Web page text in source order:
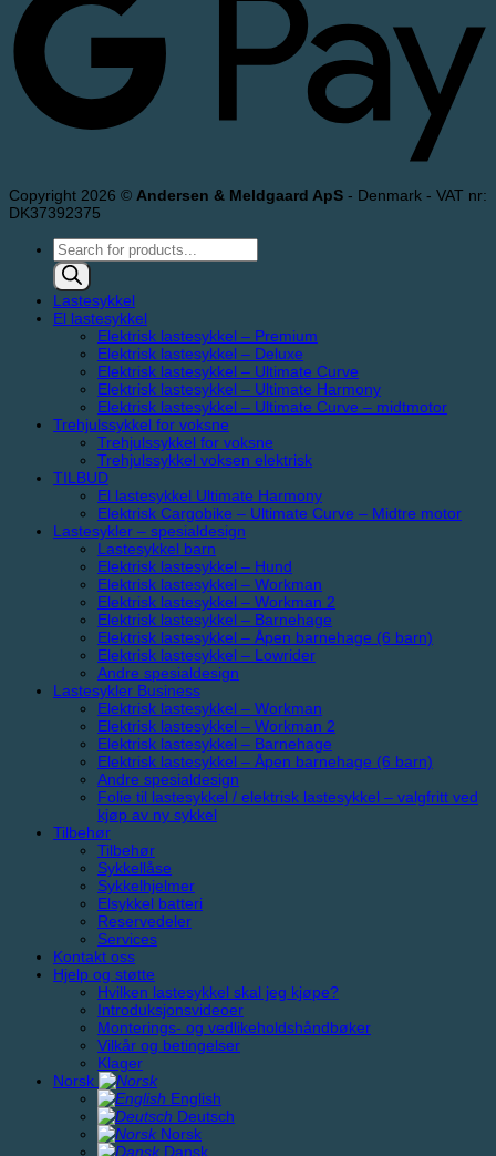
Copyright 2026 © Andersen & Meldgaard ApS - Denmark - VAT nr:
DK37392375
Products
search
Lastesykkel
El lastesykkel
Elektrisk lastesykkel – Premium
Elektrisk lastesykkel – Deluxe
Elektrisk lastesykkel – Ultimate Curve
Elektrisk lastesykkel – Ultimate Harmony
Elektrisk lastesykkel – Ultimate Curve – midtmotor
Trehjulssykkel for voksne
Trehjulssykkel for voksne
Trehjulssykkel voksen elektrisk
TILBUD
El lastesykkel Ultimate Harmony
Elektrisk Cargobike – Ultimate Curve – Midtre motor
Lastesykler – spesialdesign
Lastesykkel barn
Elektrisk lastesykkel – Hund
Elektrisk lastesykkel – Workman
Elektrisk lastesykkel – Workman 2
Elektrisk lastesykkel – Barnehage
Elektrisk lastesykkel – Åpen barnehage (6 barn)
Elektrisk lastesykkel – Lowrider
Andre spesialdesign
Lastesykler Business
Elektrisk lastesykkel – Workman
Elektrisk lastesykkel – Workman 2
Elektrisk lastesykkel – Barnehage
Elektrisk lastesykkel – Åpen barnehage (6 barn)
Andre spesialdesign
Folie til lastesykkel / elektrisk lastesykkel – valgfritt ved
kjøp av ny sykkel
Tilbehør
Tilbehør
Sykkellåse
Sykkelhjelmer
Elsykkel batteri
Reservedeler
Services
Kontakt oss
Hjelp og støtte
Hvilken lastesykkel skal jeg kjøpe?
Introduksjonsvideoer
Monterings- og vedlikeholdshåndbøker
Vilkår og betingelser
Klager
Norsk
English
Deutsch
Norsk
Dansk